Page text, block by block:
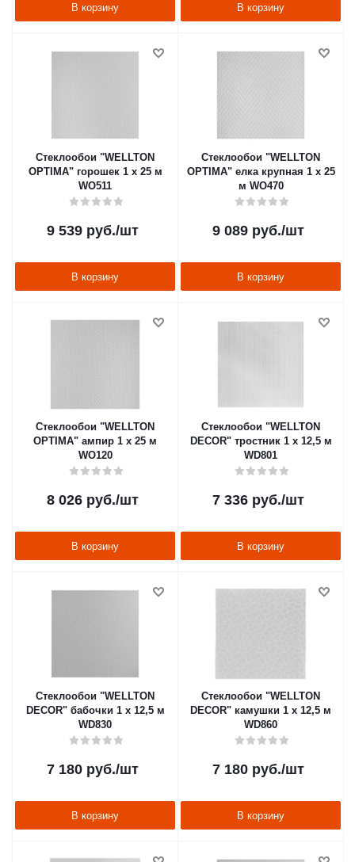
В корзину В корзину
Стеклообои "WELLTON
OPTIMA" горошек 1 х 25 м
WO511
9 539руб./шт
В корзину
Стеклообои "WELLTON
OPTIMA" елка крупная 1 х 25
м WO470
9 089руб./шт
В корзину
Стеклообои "WELLTON
OPTIMA" ампир 1 х 25 м
WO120
8 026руб./шт
В корзину
Стеклообои "WELLTON
DECOR" тростник 1 х 12,5 м
WD801
7 336руб./шт
В корзину
Стеклообои "WELLTON
DECOR" бабочки 1 х 12,5 м
WD830
7 180руб./шт
В корзину
Стеклообои "WELLTON
DECOR" камушки 1 х 12,5 м
WD860
7 180руб./шт
В корзину